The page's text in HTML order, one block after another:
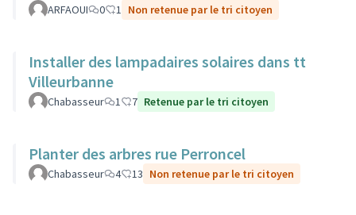
ARFAOUI 0 1 Non retenue par le tri citoyen
Installer des lampadaires solaires dans tt
Villeurbanne
Chabasseur 1 7 Retenue par le tri citoyen
Planter des arbres rue Perroncel
Chabasseur 4 13 Non retenue par le tri citoyen